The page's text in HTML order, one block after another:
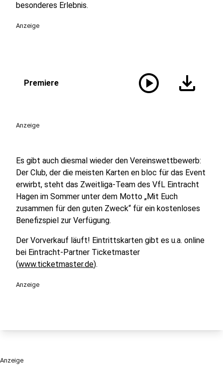
besonderes Erlebnis.
Anzeige
Premiere play_circle download
Anzeige
Es gibt auch diesmal wieder den Vereinswettbewerb:
Der Club, der die meisten Karten en bloc für das Event
erwirbt, steht das Zweitliga-Team des VfL Eintracht
Hagen im Sommer unter dem Motto „Mit Euch
zusammen für den guten Zweck“ für ein kostenloses
Benefizspiel zur Verfügung.
Der Vorverkauf läuft! Eintrittskarten gibt es u.a. online
bei Eintracht-Partner Ticketmaster
(www.ticketmaster.de).
Anzeige
Anzeige